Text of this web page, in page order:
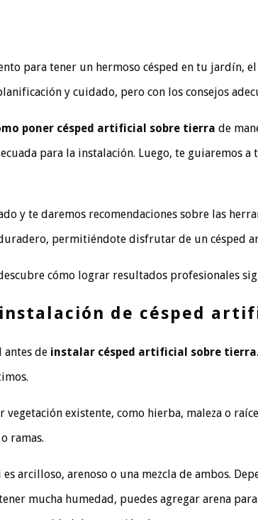
para tener un hermoso césped en tu jardín,
y cuidado, pero con los consejos
poner césped artificial sobre tierra de
para la instalación. Luego, te guiaremos
y te daremos recomendaciones sobre las
permitiéndote disfrutar de un césped
cómo lograr resultados profesionales
de césped
antes de instalar césped artificial sobre tierra
existente, como hierba, maleza o
ramas.
arcilloso, arenoso o una mezcla de ambos.
mucha humedad, puedes agregar arena